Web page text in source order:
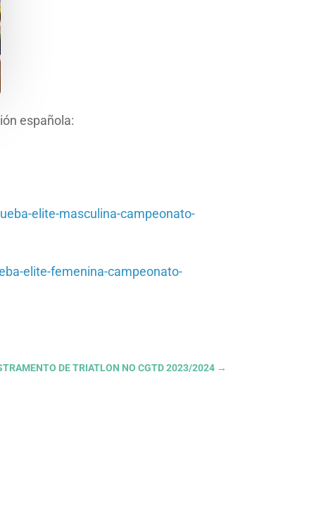
española:
elite-masculina-campeonato-
elite-femenina-campeonato-
DE TRIATLON NO CGTD 2023/2024→